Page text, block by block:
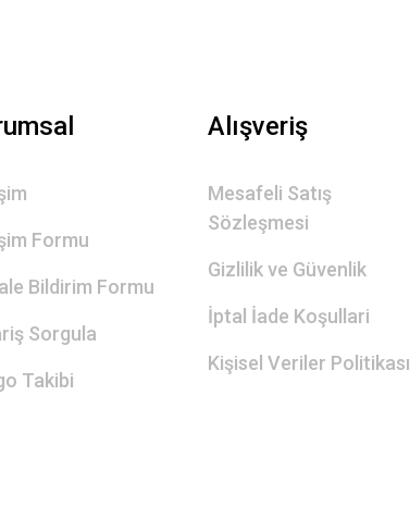
Formu
Bildirim Formu
Sorgula
Takibi
Alışveriş
Mesafeli Satış
Sözleşmesi
Gizlilik ve Güvenlik
İptal İade Koşullari
Kişisel Veriler Politikası